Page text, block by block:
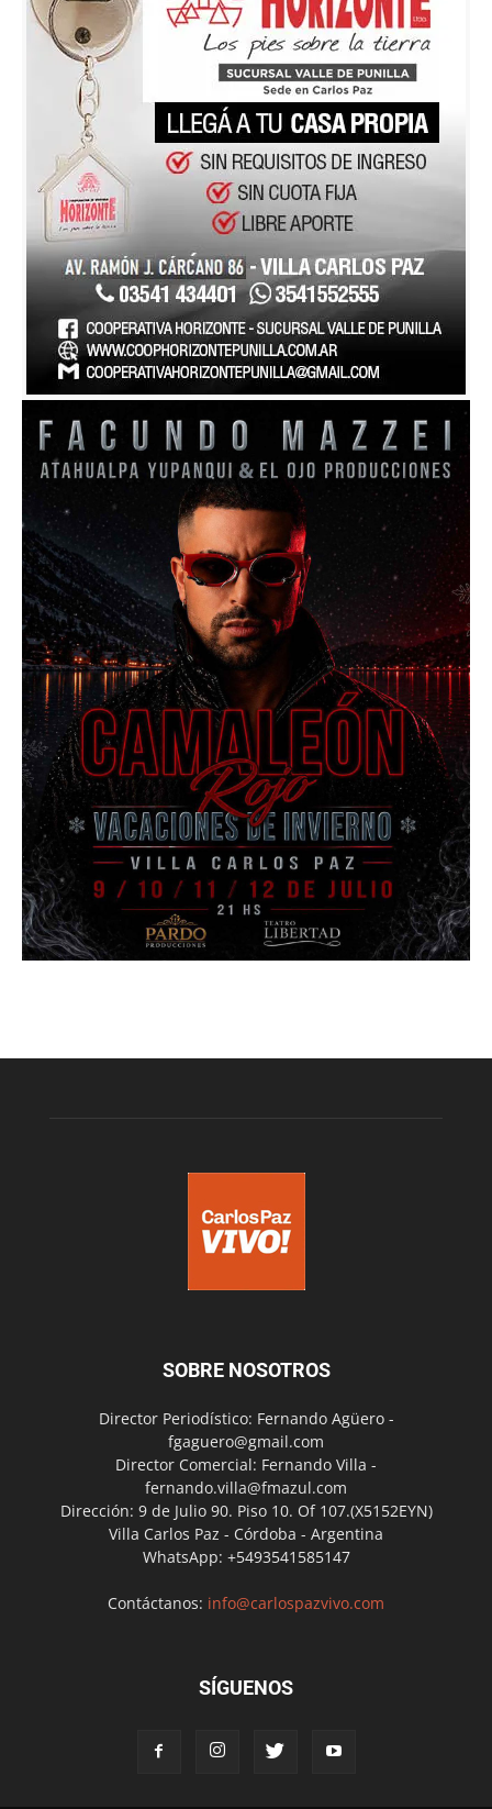
SOBRE NOSOTROS
Director Periodístico: Fernando Agüero -
fgaguero@gmail.com
Director Comercial: Fernando Villa -
fernando.villa@fmazul.com
Dirección: 9 de Julio 90. Piso 10. Of 107.(X5152EYN)
Villa Carlos Paz - Córdoba - Argentina
WhatsApp: +5493541585147
Contáctanos: info@carlospazvivo.com
SÍGUENOS